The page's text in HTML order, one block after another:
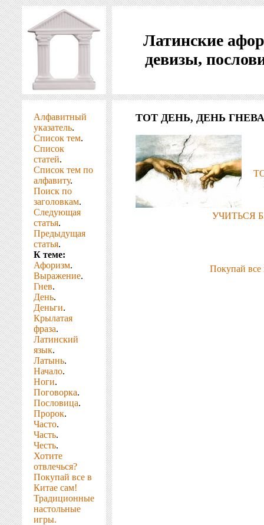
Латинские
девизы,
Алфавитный
указатель.
Список тем.
Список
статей.
Список тем по
алфавиту.
Поиск по
заголовкам.
Следующая
статья.
Предыдущая
статья.
К теме:
Афоризм.
Выражение.
Гнев.
День.
Деньги.
Крылатая
фраза.
Латинский
язык.
Латынь.
Начало.
Ноги.
Поговорка.
Пословица.
Пророк.
Часто.
Часть.
Честь.
Хотите
отвлечься?
Покупай все в
Китае сам!
Традиционные
настольные
игры.
ТОТ ДЕНЬ, ДЕНЬ
УЧИТЬСЯ
Покупай все